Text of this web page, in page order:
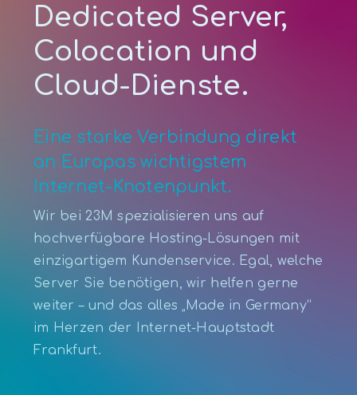
Dedicated Server,
Colocation und
Cloud-Dienste.
Eine starke Verbindung direkt
an Europas wichtigstem
Internet-Knotenpunkt.
Wir bei 23M spezialisieren uns auf
hochverfügbare Hosting-Lösungen mit
einzigartigem Kundenservice. Egal, welche
Server Sie benötigen, wir helfen gerne
weiter – und das alles „Made in Germany“
im Herzen der Internet-Hauptstadt
Frankfurt.